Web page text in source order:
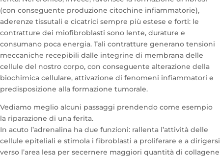
(con conseguente produzione citochine infiammatorie),
aderenze tissutali e cicatrici sempre più estese e forti: le
contratture dei miofibroblasti sono lente, durature e
consumano poca energia. Tali contratture generano tensioni
meccaniche recepibili dalle integrine di membrana delle
cellule del nostro corpo, con conseguente alterazione della
biochimica cellulare, attivazione di fenomeni infiammatori e
predisposizione alla formazione tumorale.
Vediamo meglio alcuni passaggi prendendo come esempio
la riparazione di una ferita.
In acuto l’adrenalina ha due funzioni: rallenta l’attività delle
cellule epiteliali e stimola i fibroblasti a proliferare e a dirigersi
verso l’area lesa per secernere maggiori quantità di collagene